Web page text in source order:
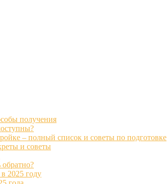
получения
– полный список и советы по подготовке
и советы
2025 году